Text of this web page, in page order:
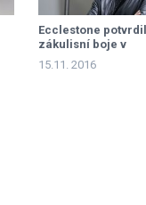
Ecclestone potvrdil
zákulisní boje v
McLarenu
15.11. 2016